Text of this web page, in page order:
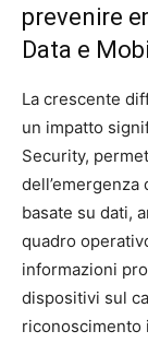
prevenire
Data e
La crescente
un impatto
Security,
basate su dati,
quadro
informazioni
dispositivi sul
riconoscimento